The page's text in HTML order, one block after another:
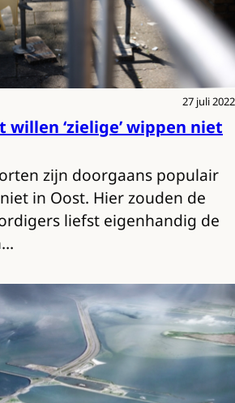
27 juli 2022
willen ‘zielige’ wippen niet
zijn doorgaans populair
in Oost. Hier zouden de
liefst eigenhandig de